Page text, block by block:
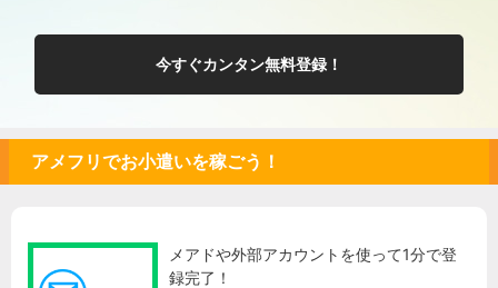
今すぐカンタン無料登録！
アメフリでお小遣いを稼ごう！
メアドや外部アカウントを使って1分で登
録完了！